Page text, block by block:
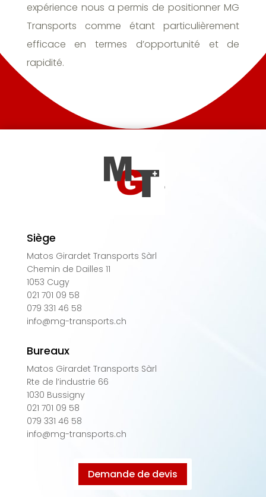
expérience nous a permis de positionner MG
Transports comme étant particulièrement
efficace en termes d’opportunité et de
rapidité.
Siège
Matos Girardet Transports Sàrl
Chemin de Dailles 11
1053 Cugy
021 701 09 58
079 331 46 58
info@mg-transports.ch
Bureaux
Matos Girardet Transports Sàrl
Rte de l’industrie 66
1030 Bussigny
021 701 09 58
079 331 46 58
info@mg-transports.ch
Demande de devis